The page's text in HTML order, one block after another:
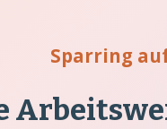
Sparring